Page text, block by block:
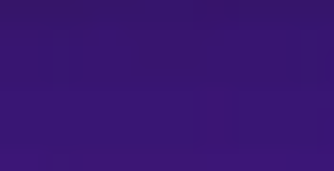
入場時間：下午場13:30、晚間場18:30；演前
音，中文字幕。 - 建議觀賞年齡：5歲以上。 -
票面為準（本活動常見票價為200元）。 - 取票方
、萊爾富Life-ET）需於超商支付每張10元手續
若購買的折扣方案或輪椅席等限制，可能無法於
恕無法受理。 - 退票手續費：每張退票收取票面
幣全額支付之訂單，請使用OPENTIX線上退訂
務處臨櫃辦理或以郵寄方式申請退票（郵戳為憑